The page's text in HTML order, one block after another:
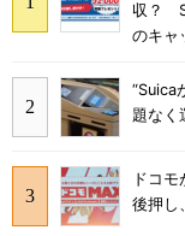
収？
のキャ
“Suica
題なく
ドコ
後押し